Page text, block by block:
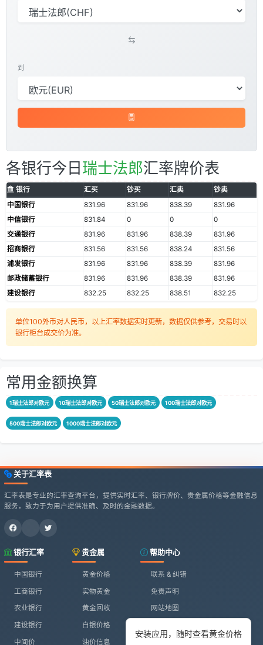
安装应用，随时查看黄金价格
到
各银行今日 瑞士法郎汇率牌价表
银行 汇买 钞买 汇卖
钞卖
中国银行
831.96 831.96 838.39
831.96
中信银行
831.84 0 0
0
交通银行
831.96 831.96 838.39
831.96
招商银行
831.56 831.56 838.24
831.56
浦发银行
831.96 831.96 838.39
831.96
邮政储蓄银行
831.96 831.96 838.39
831.96
建设银行
832.25 832.25 838.51 832.25
单位100外币对人民币，以上汇率数据实时更新，数据仅供参考，交易时以
银行柜台成交价为准。
常用金额换算
1瑞士法郎对欧元 10瑞士法郎对欧元 50瑞士法郎对欧元 100瑞士法郎对欧元
500瑞士法郎对欧元 1000瑞士法郎对欧元
关于汇率表
汇率表是专业的汇率查询平台，提供实时汇率、银行牌价、贵金属价格等金融信息
服务，致力于为用户提供准确、及时的金融数据。
银行汇率
中国银行
工商银行
农业银行
建设银行
中间价
贵金属
黄金价格
实物黄金
黄金回收
白银价格
油价信息
帮助中心
联系 & 纠错
免责声明
网站地图